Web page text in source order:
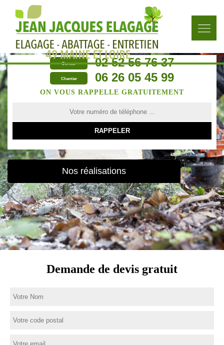
Bureau 02 52 56 76 37
Chantier 06 26 05 45 99
ON VOUS RAPPELLE GRATUITEMENT
Nos réalisations
Demande de devis gratuit